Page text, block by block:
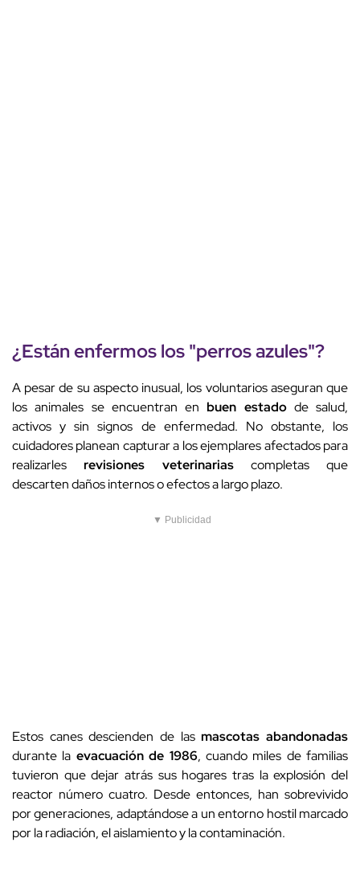
¿Están enfermos los "perros azules"?
A pesar de su aspecto inusual, los voluntarios aseguran que
los animales se encuentran enbuen estadode salud,
activos y sin signos de enfermedad. No obstante, los
cuidadores planean capturar a los ejemplares afectados para
realizarlesrevisiones veterinariascompletas que
descarten daños internos o efectos a largo plazo.
▼ Publicidad
Estos canes descienden de lasmascotas abandonadas
durante la evacuación de 1986, cuando miles de familias
tuvieron que dejar atrás sus hogares tras la explosión del
reactor número cuatro. Desde entonces, han sobrevivido
por generaciones, adaptándose a un entorno hostil marcado
por la radiación, el aislamiento y la contaminación.